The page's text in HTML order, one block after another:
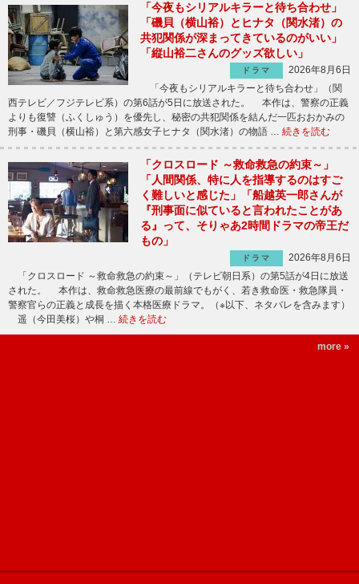
「今夜もシリアルキラーと待ち合わせ」
「磯貝（横山裕）とヒナタ（関水渚）の
共犯関係が深まってきているのがいい」
「縦山裕二さんのグッズ欲しい」
ドラマ
2026年8月6日
「今夜もシリアルキラーと待ち合わせ」（関
西テレビ／フジテレビ系）の第6話が5日に放送された。 本作は、警察の正義
よりも復讐（ふくしゅう）を優先し、秘密の共犯関係を結んだ一匹おおかみの
刑事・磯貝（横山裕）と第六感女子ヒナタ（関水渚）の物語 … 続きを読む
「クロスロード ～救命救急の約束～」
「人間関係、特に人を指導するのはすご
く難しいと感じた」「船越英一郎さんが
『刑事面に似ていると言われたことがあ
る』って、そりゃあ2時間ドラマの帝王だ
もの」
ドラマ
2026年8月6日
「クロスロード ～救命救急の約束～」（テレビ朝日系）の第5話が4日に放送
された。 本作は、救命救急医療の最前線でもがく、若き救命医・救急隊員・
警察官らの正義と成長を描く本格医療ドラマ。（※以下、ネタバレを含みます）
遥（今田美桜）や桐 … 続きを読む
more »